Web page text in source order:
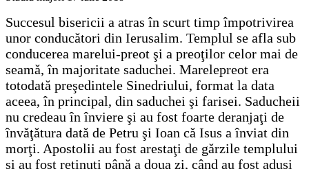
Succesul bisericii a atras în scurt timp împotrivirea
unor conducători din Ierusalim. Templul se afla sub
conducerea marelui-preot şi a preoţilor celor mai de
seamă, în majoritate saduchei. Marelepreot era
totodată preşedintele Sinedriului, format la data
aceea, în principal, din saduchei şi farisei. Saducheii
nu credeau în înviere şi au fost foarte deranjaţi de
învăţătura dată de Petru şi Ioan că Isus a înviat din
morţi. Apostolii au fost arestaţi de gărzile templului
şi au fost reţinuţi până a doua zi, când au fost aduşi